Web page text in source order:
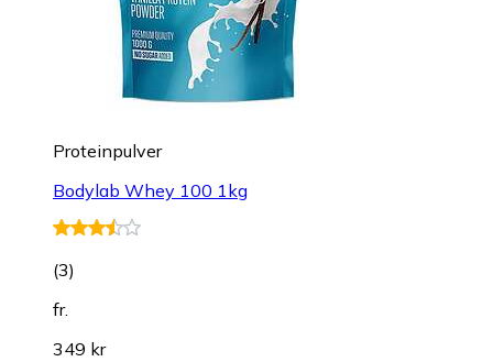
Proteinpulver
Bodylab Whey 100 1kg
(3)
fr.
349 kr